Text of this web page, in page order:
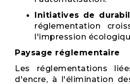
Initiatives de
réglementation
l'impression
Paysage réglementaire
Les réglementations
d'encre, à l'élimination